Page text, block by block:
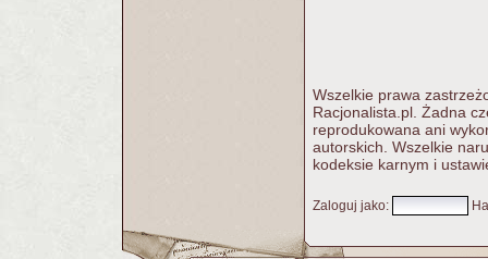
Wszelkie prawa
Racjonalista.pl. Żadna
reprodukowana ani
autorskich. Wszelkie
kodeksie karnym i
Zaloguj jako: